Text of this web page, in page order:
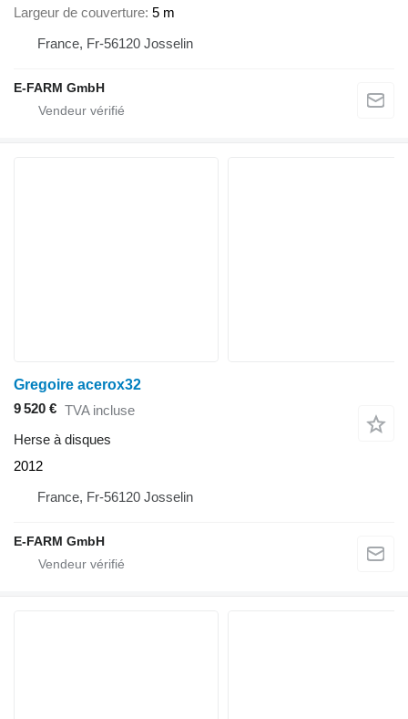
Largeur de couverture 5 m
France, Fr-56120 Josselin
E-FARM GmbH
Gregoire acerox32
9 520 € TVA incluse
Herse à disques
2012
France, Fr-56120 Josselin
E-FARM GmbH